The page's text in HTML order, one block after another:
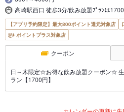
高崎駅西口 徒歩3分/飲み放題ﾌﾟﾗﾝは
【アプリ予約限定】最大800ポイント還元対象店
ポイントプラス対象店
クーポン
日～木限定☆お得な飲み放題クーポン☆
ラン【1700円】